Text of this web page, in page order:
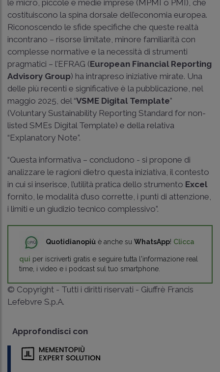
le micro, piccole e medie imprese (MPMI o PMI), che
costituiscono la spina dorsale dell’economia europea.
Riconoscendo le sfide specifiche che queste realtà
incontrano – risorse limitate, minore familiarità con
complesse normative e la necessità di strumenti
pragmatici – l’EFRAG (European Financial Reporting
Advisory Group) ha intrapreso iniziative mirate. Una
delle più recenti e significative è la pubblicazione, nel
maggio 2025, del “VSME Digital Template”
(Voluntary Sustainability Reporting Standard for non-
listed SMEs Digital Template) e della relativa
“Explanatory Note”.
“Questa informativa – concludono - si propone di
analizzare le ragioni dietro questa iniziativa, il contesto
in cui si inserisce, l’utilità pratica dello strumento Excel
fornito, le modalità d’uso corrette, i punti di attenzione,
i limiti e un giudizio tecnico complessivo”.
Quotidianopiù è anche su WhatsApp! Clicca
qui per iscriverti gratis e seguire tutta l'informazione real
time, i video e i podcast sul tuo smartphone.
© Copyright - Tutti i diritti riservati - Giuffrè Francis
Lefebvre S.p.A.
Approfondisci con